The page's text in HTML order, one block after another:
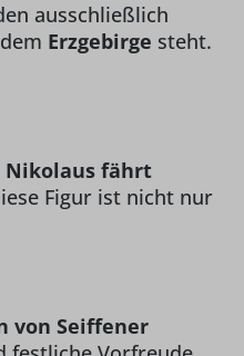
ausschließlich
Erzgebirge steht.
Nikolaus fährt
Figur ist nicht nur
von Seiffener